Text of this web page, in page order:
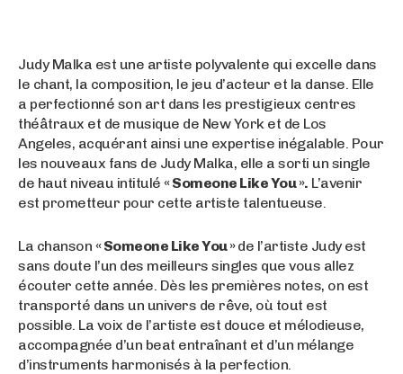
Judy Malka est une artiste polyvalente qui excelle dans
le chant, la composition, le jeu d’acteur et la danse. Elle
a perfectionné son art dans les prestigieux centres
théâtraux et de musique de New York et de Los
Angeles, acquérant ainsi une expertise inégalable. Pour
les nouveaux fans de Judy Malka, elle a sorti un single
de haut niveau intitulé « Someone Like You ». L’avenir
est prometteur pour cette artiste talentueuse.
La chanson « Someone Like You »de l’artiste Judy est
sans doute l’un des meilleurs singles que vous allez
écouter cette année. Dès les premières notes, on est
transporté dans un univers de rêve, où tout est
possible. La voix de l’artiste est douce et mélodieuse,
accompagnée d’un beat entraînant et d’un mélange
d’instruments harmonisés à la perfection.